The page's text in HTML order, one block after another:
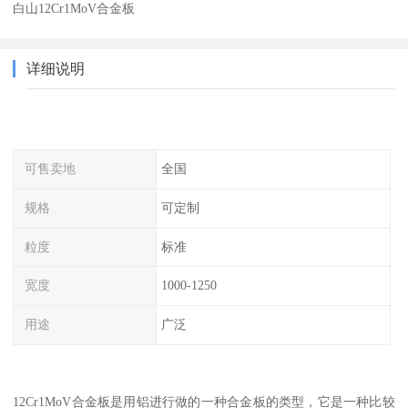
白山12Cr1MoV合金板
详细说明
可售卖地 全国
规格 可定制
粒度 标准
宽度 1000-1250
用途 广泛
12Cr1MoV合金板是用铝进行做的一种合金板的类型，它是一种比较